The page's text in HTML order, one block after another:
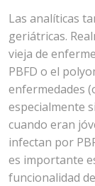
Las analíticas
geriátricas.
vieja de
PBFD o el
enfermedades
especialmente
cuando eran
infectan por
es importante
funcionalidad